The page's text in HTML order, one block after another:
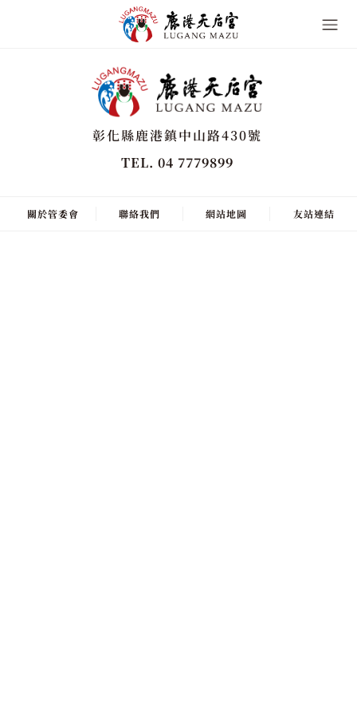
彰化縣鹿港鎮中山路430號
TEL. 04 7779899
關於管委會 聯絡我們 網站地圖 友站連結